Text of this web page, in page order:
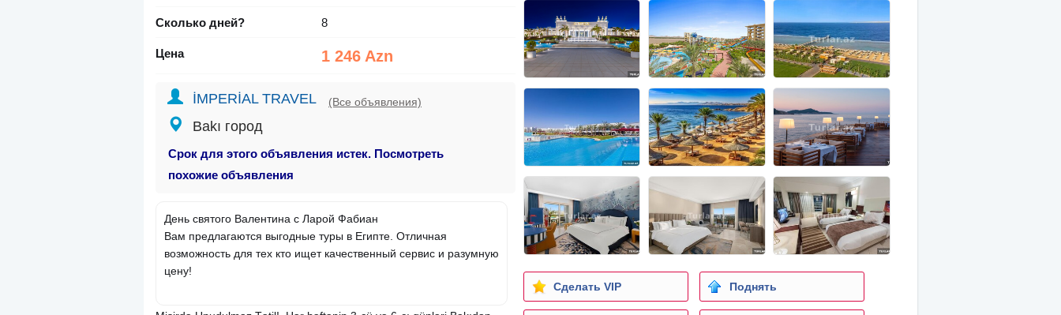
Сколько дней? 8
Цена 1 246 Azn
İMPERİAL TRAVEL (Все объявления)
Bakı город
Срок для этого объявления истек. Посмотреть
похожие объявления
День святого Валентина с Ларой Фабиан
Вам предлагаются выгодные туры в Египте. Отличная
возможность для тех кто ищет качественный сервис и разумную
цену!
Сделать VIP Поднять